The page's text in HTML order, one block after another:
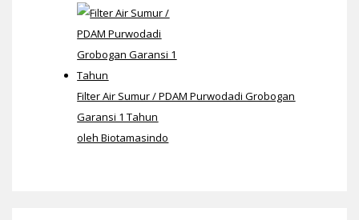
Filter Air Sumur / PDAM Purwodadi Grobogan
Garansi 1 Tahun
oleh Biotamasindo